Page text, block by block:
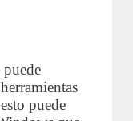
puede
puede